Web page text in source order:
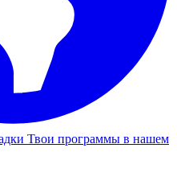
Твои программы в нашем